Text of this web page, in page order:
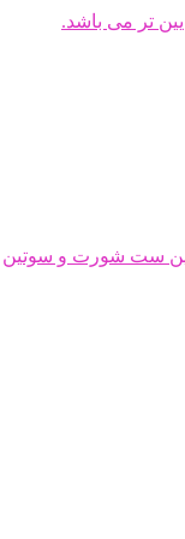
ست شورت و سوتین